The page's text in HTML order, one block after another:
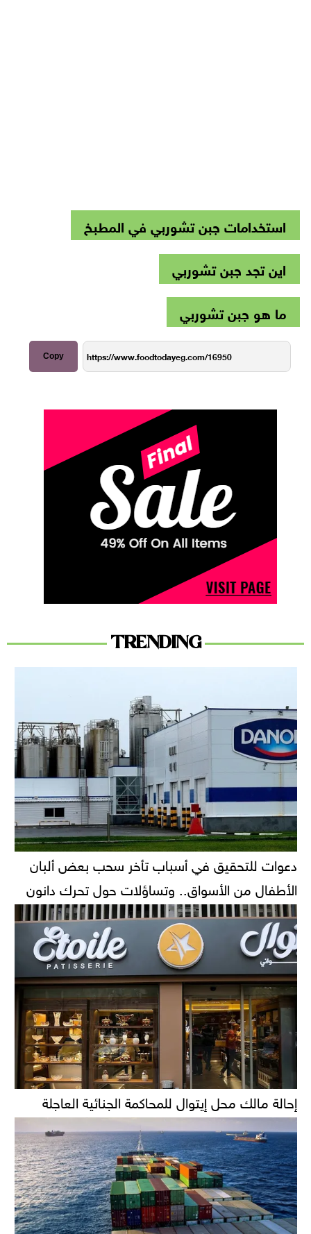
استخدامات جبن تشوربي في المطبخ
اين تجد جبن تشوربي
ما هو جبن تشوربي
Copy
TRENDING
دعوات للتحقيق في أسباب تأخر سحب بعض ألبان
الأطفال من الأسواق.. وتساؤلات حول تحرك دانون
إحالة مالك محل إيتوال للمحاكمة الجنائية العاجلة